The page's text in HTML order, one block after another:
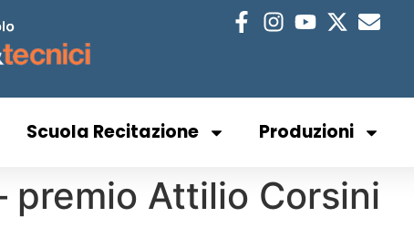
Scuola Recitazione Produzioni
premio Attilio Corsini